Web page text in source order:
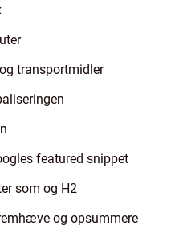
transportmidler
featured snippet
som og H2
og opsummere